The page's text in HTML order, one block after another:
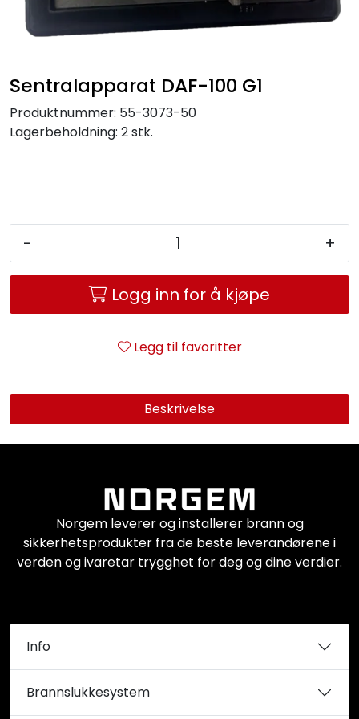
Sentralapparat DAF-100 G1
Produktnummer: 55-3073-50
Lagerbeholdning: 2 stk.
- +
Logg inn for å kjøpe
Legg til favoritter
Beskrivelse
Norgem leverer og installerer brann og
sikkerhetsprodukter fra de beste leverandørene i
verden og ivaretar trygghet for deg og dine verdier.
Info
Brannslukkesystem
Service og support